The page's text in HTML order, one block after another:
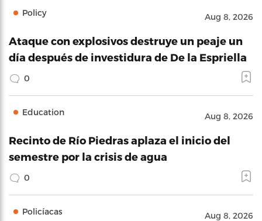
Policy Aug 8, 2026
Ataque con explosivos destruye un peaje un
día después de investidura de De la Espriella
0
Education Aug 8, 2026
Recinto de Río Piedras aplaza el inicio del
semestre por la crisis de agua
0
Policíacas Aug 8, 2026